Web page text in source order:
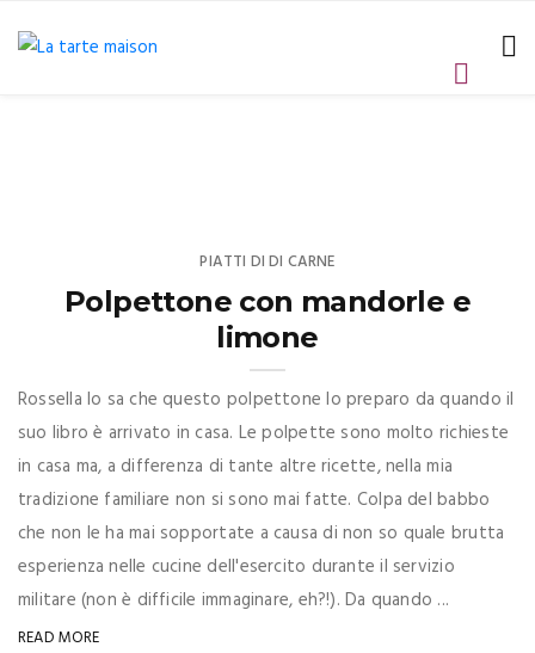
PIATTI DI DI CARNE
Polpettone con mandorle e
limone
Rossella lo sa che questo polpettone lo preparo da quando il
suo libro è arrivato in casa. Le polpette sono molto richieste
in casa ma, a differenza di tante altre ricette, nella mia
tradizione familiare non si sono mai fatte. Colpa del babbo
che non le ha mai sopportate a causa di non so quale brutta
esperienza nelle cucine dell'esercito durante il servizio
militare (non è difficile immaginare, eh?!). Da quando ...
READ MORE